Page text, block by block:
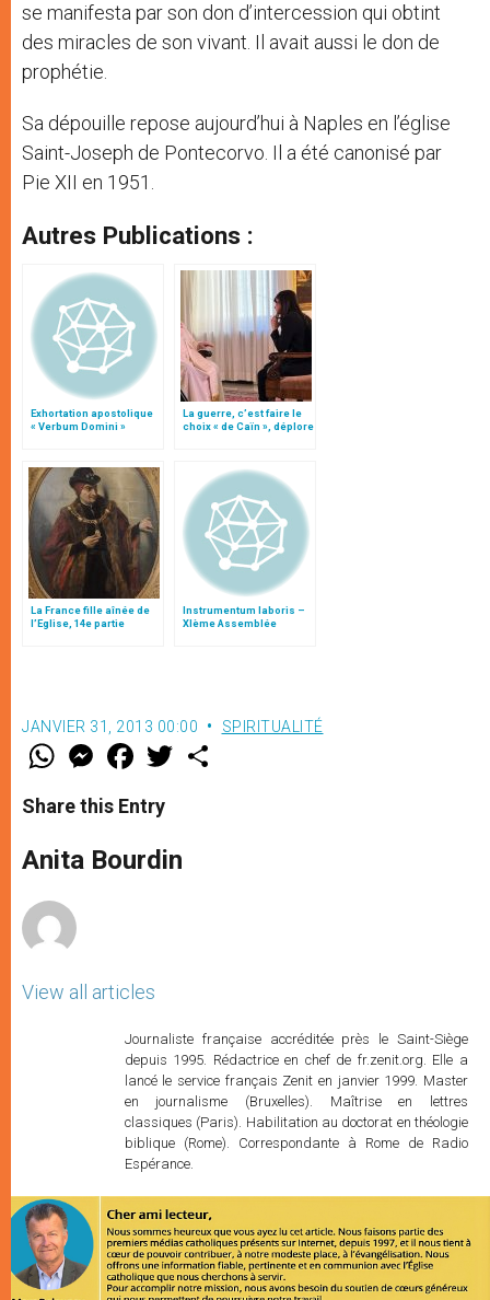
se manifesta par son don d’intercession qui obtint
des miracles de son vivant. Il avait aussi le don de
prophétie.
Sa dépouille repose aujourd’hui à Naples en l’église
Saint-Joseph de Pontecorvo. Il a été canonisé par
Pie XII en 1951.
Autres Publications :
Exhortation apostolique
« Verbum Domini »
La guerre, c’est faire le
choix « de Caïn », déplore
La France fille aînée de
l’Eglise, 14e partie
Instrumentum laboris –
XIème Assemblée
JANVIER 31, 2013 00:00 SPIRITUALITÉ
W
t
s
p
p
M
e
s
e
g
e
F
a
e
b
o
k
w
r
Share this Entry
Anita Bourdin
View all articles
Journaliste française accréditée près le Saint-Siège
depuis 1995. Rédactrice en chef de fr.zenit.org. Elle a
lancé le service français Zenit en janvier 1999. Master
en journalisme (Bruxelles). Maîtrise en lettres
classiques (Paris). Habilitation au doctorat en théologie
biblique (Rome). Correspondante à Rome de Radio
Espérance.